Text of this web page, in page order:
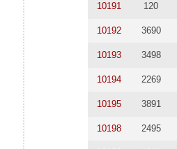
10191 120
10192 3690
10193 3498
10194 2269
10195 3891
10198 2495